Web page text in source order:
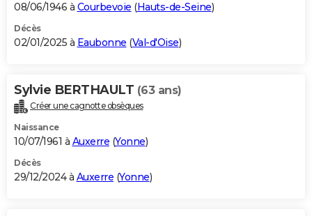
08/06/1946 à Courbevoie (Hauts-de-Seine)
Décès
02/01/2025 à Eaubonne (Val-d'Oise)
Sylvie BERTHAULT (63 ans)
Créer une cagnotte obsèques
Naissance
10/07/1961 à Auxerre (Yonne)
Décès
29/12/2024 à Auxerre (Yonne)